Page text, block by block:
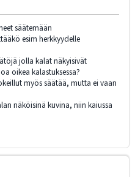
säätemään
esim herkkyydelle
jolla kalat näkyisivät
oikea kalastuksessa?
myös säätää, mutta ei vaan
näköisinä kuvina, niin kaiussa